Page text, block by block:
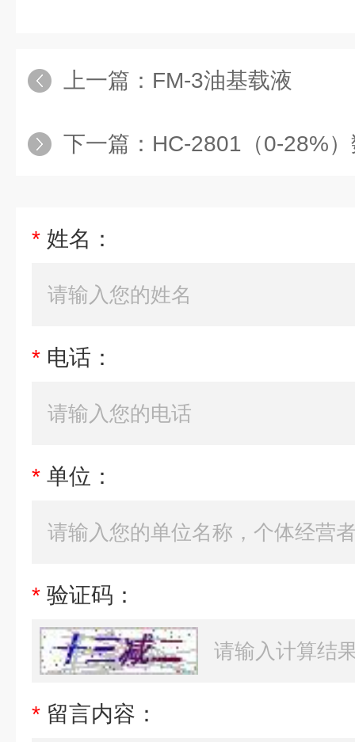
上一篇： FM-3油基载液
下一篇： HC-2801（0-28%）数显糖度计
* 姓名：
* 电话：
* 单位：
* 验证码：
* 留言内容：